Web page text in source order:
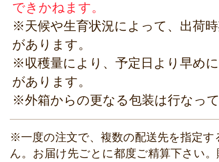
できかねます。
※天候や生育状況によって、出荷
があります。
※収穫量により、予定日より早め
があります。
※外箱からの更なる包装は行なっ
※一度の注文で、複数の配送先を指定
ん。お届け先ごとに都度ご精算下さい